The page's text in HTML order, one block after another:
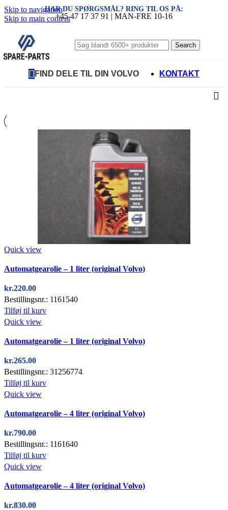
Skip to navigation
Skip to main content
HAR DU SPØRGSMÅL? RING TIL OS PÅ:
+45 47 17 37 91 | MAN-FRE 10-16
Search
FIND DELE TIL DIN VOLVO KONTAKT
Quick view
Automatgearolie – 1 liter (original Volvo)
kr.220.00
Bestillingsnr.: 1161540
Tilføj til kurv
Quick view
Automatgearolie – 1 liter (original Volvo)
kr.265.00
Bestillingsnr.: 31256774
Tilføj til kurv
Quick view
Automatgearolie – 4 liter (original Volvo)
kr.790.00
Bestillingsnr.: 1161640
Tilføj til kurv
Quick view
Automatgearolie – 4 liter (original Volvo)
kr.830.00